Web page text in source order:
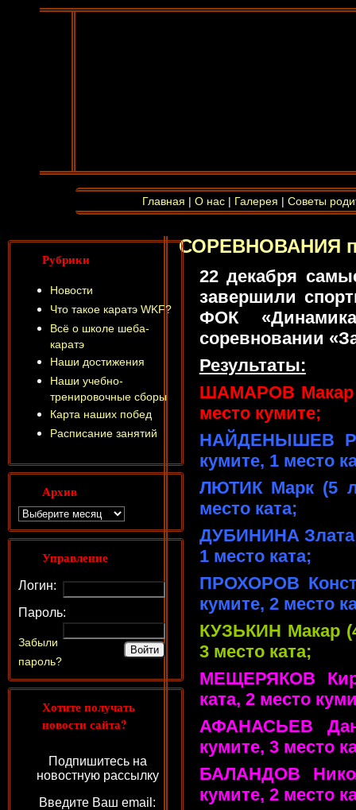
Главная | О нас | Галерея | Советы
СОРЕВНОВАНИЯ
22 декабря
завершили
ФОК
соревновании
Результаты:
ШАМАРОВ Макар
место кумите;
НАЙДЕНЫШЕВ
кумите, 1 место
ЛЮТИК Марк (5
место ката;
ДУБИНИНА Злата
1 место ката;
ПРОХОРОВ
кумите, 2 место
КУЗЬКИН Макар
3 место ката;
МЕЩЕРЯКОВ
ката, 2 место
АФАНАСЬЕВ
кумите, 3 место
БАЛАНДОВ
кумите, 2 место
Рубрики
Новости
Что такое каратэ WKF?
Всё о школе шеба-
каратэ
Наши достижения
Наши учебно-
тренировочные сборы
Карта наших побед
Расписание занятий
Архив
Управление
Логин:
Пароль:
Забыли
пароль?
Хотите получать
новости сайта?
Подпишитесь на
новостную рассылку
Введите Ваш email: